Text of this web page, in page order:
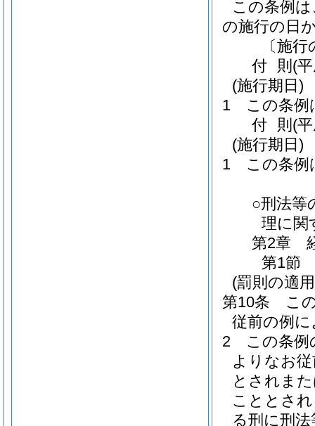
この条例
の施行の日
〔施
付 則 (
(施行期日)
1
この条例
付 則 (
(施行期日)
1
この条例
○刑法等
理に関
第2章
第1節
(罰則の適
第10条
こ
従前の例
2
この条例
よりなお
とされま
こととさ
る刑に刑